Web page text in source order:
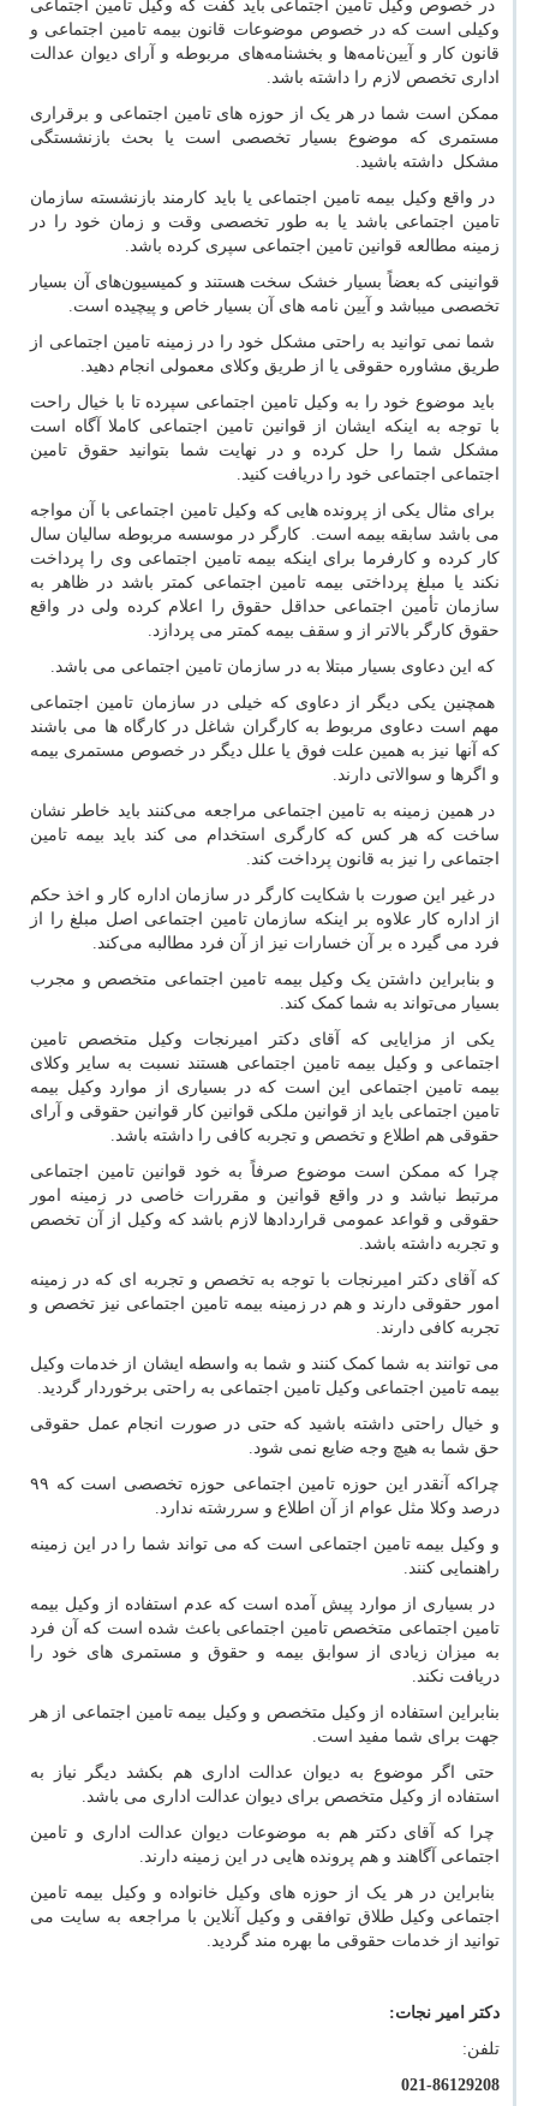
در خصوص وکیل تامین اجتماعی باید گفت که وکیل تامین اجتماعی
وکیلی است که در خصوص موضوعات قانون بیمه تامین اجتماعی و
قانون کار و آیین‌نامه‌ها و بخشنامه‌های مربوطه و آرای دیوان عدالت
اداری تخصص لازم را داشته باشد.
ممکن است شما در هر یک از حوزه های تامین اجتماعی و برقراری
مستمری که موضوع بسیار تخصصی است یا بحث بازنشستگی
مشکل داشته باشید.
در واقع وکیل بیمه تامین اجتماعی یا باید کارمند بازنشسته سازمان
تامین اجتماعی باشد یا به طور تخصصی وقت و زمان خود را در
زمینه مطالعه قوانین تامین اجتماعی سپری کرده باشد.
قوانینی که بعضاً بسیار خشک سخت هستند و کمیسیون‌های آن بسیار
تخصصی میباشد و آیین نامه های آن بسیار خاص و پیچیده است.
شما نمی توانید به راحتی مشکل خود را در زمینه تامین اجتماعی از
طریق مشاوره حقوقی یا از طریق وکلای معمولی انجام دهید.
باید موضوع خود را به وکیل تامین اجتماعی سپرده تا با خیال راحت
با توجه به اینکه ایشان از قوانین تامین اجتماعی کاملا آگاه است
مشکل شما را حل کرده و در نهایت شما بتوانید حقوق تامین
اجتماعی اجتماعی خود را دریافت کنید.
برای مثال یکی از پرونده هایی که وکیل تامین اجتماعی با آن مواجه
می باشد سابقه بیمه است. کارگر در موسسه مربوطه سالیان سال
کار کرده و کارفرما برای اینکه بیمه تامین اجتماعی وی را پرداخت
نکند یا مبلغ پرداختی بیمه تامین اجتماعی کمتر باشد در ظاهر به
سازمان تأمین اجتماعی حداقل حقوق را اعلام کرده ولی در واقع
حقوق کارگر بالاتر از و سقف بیمه کمتر می پردازد.
که این دعاوی بسیار مبتلا به در سازمان تامین اجتماعی می باشد.
همچنین یکی دیگر از دعاوی که خیلی در سازمان تامین اجتماعی
مهم است دعاوی مربوط به کارگران شاغل در کارگاه ها می باشند
که آنها نیز به همین علت فوق یا علل دیگر در خصوص مستمری بیمه
و اگرها و سوالاتی دارند.
در همین زمینه به تامین اجتماعی مراجعه می‌کنند باید خاطر نشان
ساخت که هر کس که کارگری استخدام می کند باید بیمه تامین
اجتماعی را نیز به قانون پرداخت کند.
در غیر این صورت با شکایت کارگر در سازمان اداره کار و اخذ حکم
از اداره کار علاوه بر اینکه سازمان تامین اجتماعی اصل مبلغ را از
فرد می گیرد ه بر آن خسارات نیز از آن فرد مطالبه می‌کند.
و بنابراین داشتن یک وکیل بیمه تامین اجتماعی متخصص و مجرب
بسیار می‌تواند به شما کمک کند.
یکی از مزایایی که آقای دکتر امیرنجات وکیل متخصص تامین
اجتماعی و وکیل بیمه تامین اجتماعی هستند نسبت به سایر وکلای
بیمه تامین اجتماعی این است که در بسیاری از موارد وکیل بیمه
تامین اجتماعی باید از قوانین ملکی قوانین کار قوانین حقوقی و آرای
حقوقی هم اطلاع و تخصص و تجربه کافی را داشته باشد.
چرا که ممکن است موضوع صرفاً به خود قوانین تامین اجتماعی
مرتبط نباشد و در واقع قوانین و مقررات خاصی در زمینه امور
حقوقی و قواعد عمومی قراردادها لازم باشد که وکیل از آن تخصص
و تجربه داشته باشد.
که آقای دکتر امیرنجات با توجه به تخصص و تجربه ای که در زمینه
امور حقوقی دارند و هم در زمینه بیمه تامین اجتماعی نیز تخصص و
تجربه کافی دارند.
می توانند به شما کمک کنند و شما به واسطه ایشان از خدمات وکیل
بیمه تامین اجتماعی وکیل تامین اجتماعی به راحتی برخوردار گردید.
و خیال راحتی داشته باشید که حتی در صورت انجام عمل حقوقی
حق شما به هیچ وجه ضایع نمی شود.
چراکه آنقدر این حوزه تامین اجتماعی حوزه تخصصی است که ۹۹
درصد وکلا مثل عوام از آن اطلاع و سررشته ندارد.
و وکیل بیمه تامین اجتماعی است که می تواند شما را در این زمینه
راهنمایی کنند.
در بسیاری از موارد پیش آمده است که عدم استفاده از وکیل بیمه
تامین اجتماعی متخصص تامین اجتماعی باعث شده است که آن فرد
به میزان زیادی از سوابق بیمه و حقوق و مستمری های خود را
دریافت نکند.
بنابراین استفاده از وکیل متخصص و وکیل بیمه تامین اجتماعی از هر
جهت برای شما مفید است.
حتی اگر موضوع به دیوان عدالت اداری هم بکشد دیگر نیاز به
استفاده از وکیل متخصص برای دیوان عدالت اداری می باشد.
چرا که آقای دکتر هم به موضوعات دیوان عدالت اداری و تامین
اجتماعی آگاهند و هم پرونده هایی در این زمینه دارند.
بنابراین در هر یک از حوزه های وکیل خانواده و وکیل بیمه تامین
اجتماعی وکیل طلاق توافقی و وکیل آنلاین با مراجعه به سایت می
توانید از خدمات حقوقی ما بهره مند گردید.
دکتر امیر نجات:
تلفن:
021-86129208